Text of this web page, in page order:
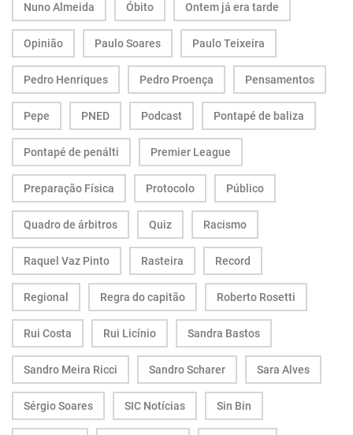
Nuno Almeida Óbito Ontem já era tarde
Opinião Paulo Soares Paulo Teixeira
Pedro Henriques Pedro Proença Pensamentos
Pepe PNED Podcast Pontapé de baliza
Pontapé de penálti Premier League
Preparação Física Protocolo Público
Quadro de árbitros Quiz Racismo
Raquel Vaz Pinto Rasteira Record
Regional Regra do capitão Roberto Rosetti
Rui Costa Rui Licínio Sandra Bastos
Sandro Meira Ricci Sandro Scharer Sara Alves
Sérgio Soares SIC Notícias Sin Bin